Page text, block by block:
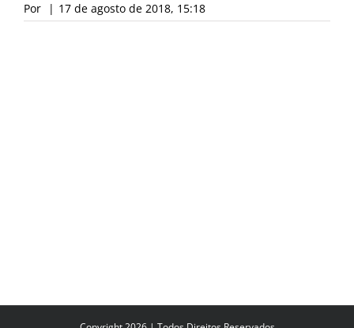
Por | 17 de agosto de 2018, 15:18